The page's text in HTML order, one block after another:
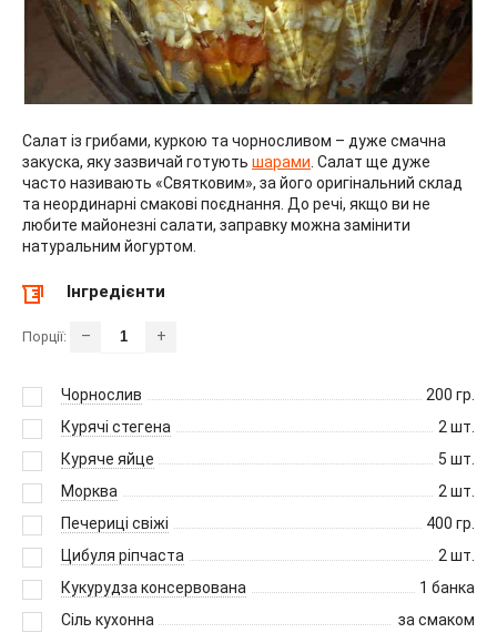
Салат із грибами, куркою та чорносливом – дуже смачна
закуска, яку зазвичай готують шарами . Салат ще дуже
часто називають «Святковим», за його оригінальний склад
та неординарні смакові поєднання. До речі, якщо ви не
любите майонезні салати, заправку можна замінити
натуральним йогуртом.
Інгредієнти
Порції: – +
Чорнослив 200 гр.
Курячі стегена
2 шт.
Куряче яйце
5 шт.
Морква
2 шт.
Печериці свіжі
400 гр.
Цибуля ріпчаста
2 шт.
Кукурудза консервована
1 банка
Сіль кухонна
за смаком